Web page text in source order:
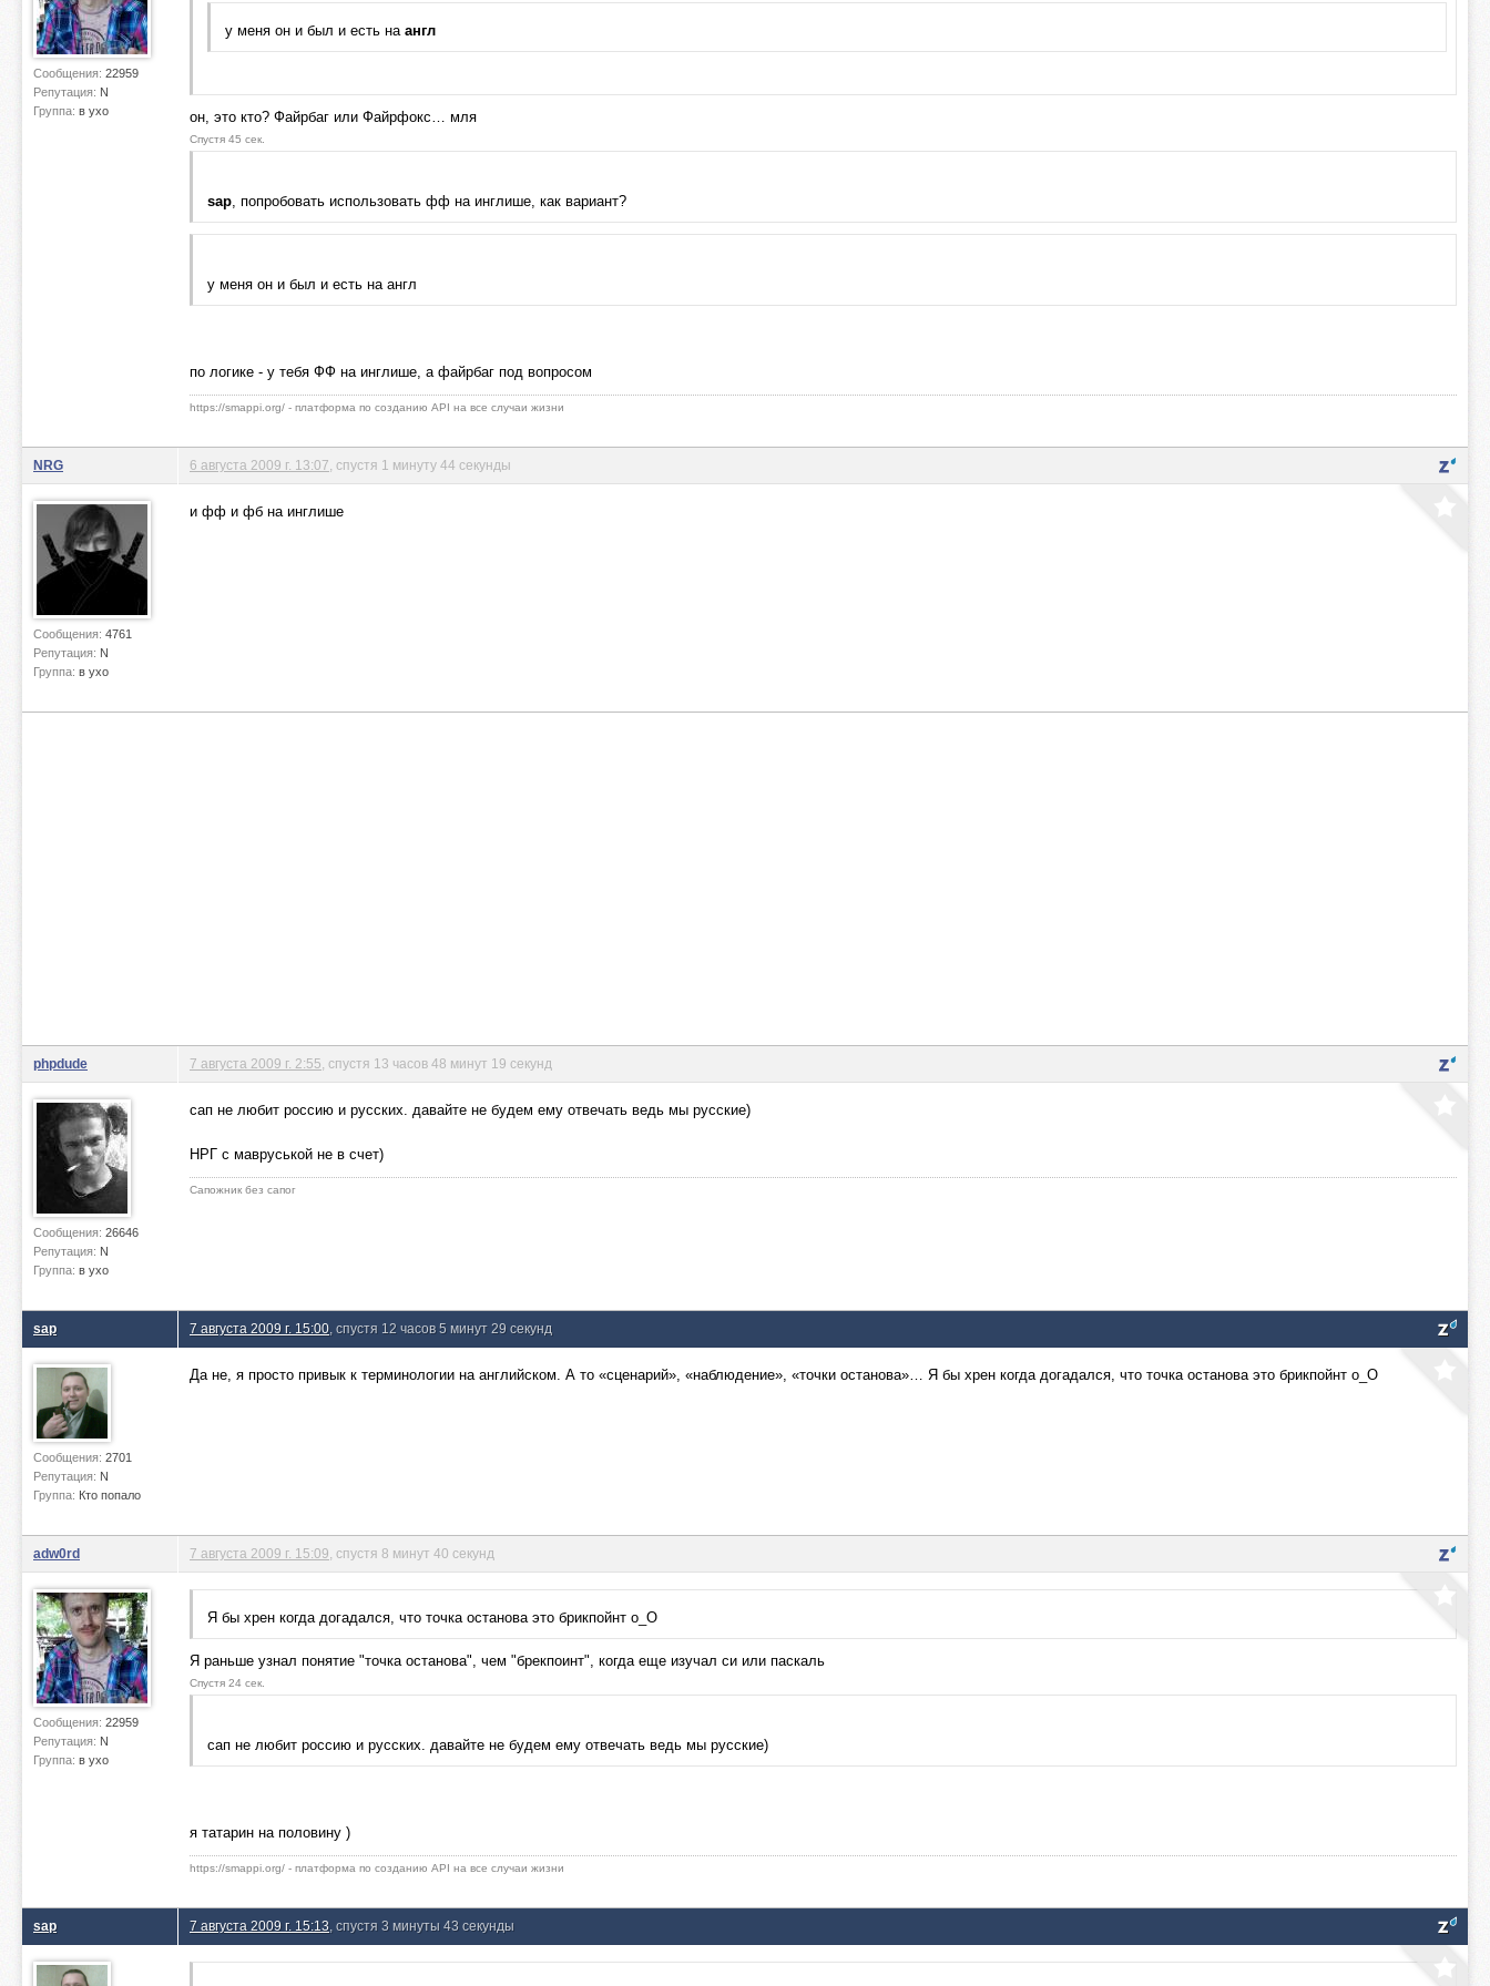
Сообщения: 22959
Репутация: N
Группа: в ухо
у меня он и был и есть на англ
он, это кто? Файрбаг или Файрфокс… мля
Спустя 45 сек.
sap, попробовать использовать фф на инглише, как вариант?
у меня он и был и есть на англ
по логике - у тебя ФФ на инглише, а файрбаг под вопросом
https://smappi.org/ - платформа по созданию API на все случаи жизни
NRG
Сообщения: 4761
Репутация: N
Группа: в ухо
6 августа 2009 г. 13:07 , спустя 1 минуту 44 секунды
и фф и фб на инглише
phpdude
Сообщения: 26646
Репутация: N
Группа: в ухо
7 августа 2009 г. 2:55 , спустя 13 часов 48 минут 19 секунд
сап не любит россию и русских. давайте не будем ему отвечать ведь мы русские)
НРГ с мавруськой не в счет)
Сапожник без сапог
sap
Сообщения: 2701
Репутация: N
Группа: Кто попало
7 августа 2009 г. 15:00 , спустя 12 часов 5 минут 29 секунд
Да не, я просто привык к терминологии на английском. А то «сценарий», «наблюдение», «точки останова»… Я бы хрен когда догадался, что точка останова это брикпойнт о_О
adw0rd
Сообщения: 22959
Репутация: N
Группа: в ухо
7 августа 2009 г. 15:09 , спустя 8 минут 40 секунд
Я бы хрен когда догадался, что точка останова это брикпойнт о_О
Я раньше узнал понятие "точка останова", чем "брекпоинт", когда еще изучал си или паскаль
Спустя 24 сек.
сап не любит россию и русских. давайте не будем ему отвечать ведь мы русские)
я татарин на половину )
https://smappi.org/ - платформа по созданию API на все случаи жизни
sap 7 августа 2009 г. 15:13 , спустя 3 минуты 43 секунды